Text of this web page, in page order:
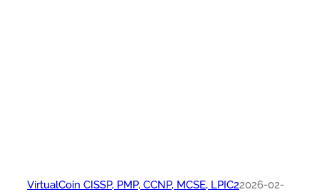
VirtualCoin CISSP, PMP, CCNP, MCSE, LPIC22026-02-